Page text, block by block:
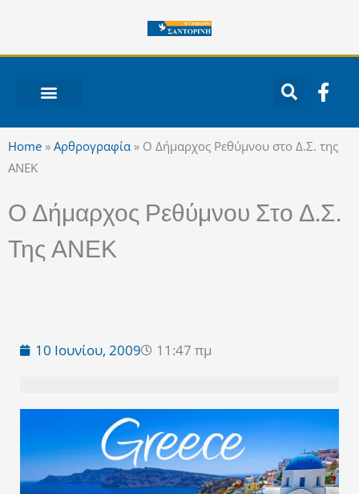
περιεχόμενο
F
a
e
b
k
Home » Αρθρογραφία » Ο Δήμαρχος Ρεθύμνου στο Δ.Σ. της
ΑΝΕΚ
Ο Δήμαρχος Ρεθύμνου Στο Δ.Σ.
Της ΑΝΕΚ
10 Ιουνίου, 2009 11:47 πμ